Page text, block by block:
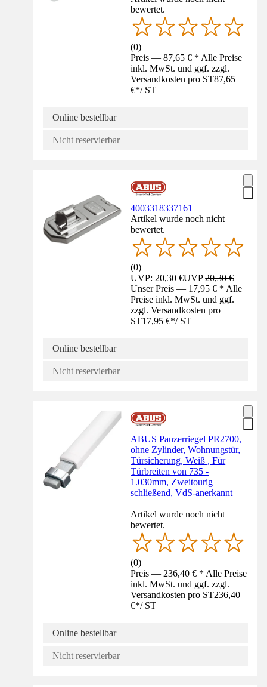
bewertet.
(0)
Preis — 87,65 € * Alle Preise
inkl. MwSt. und ggf. zzgl.
Versandkosten pro ST87,65
€*/ ST
Online bestellbar
Nicht reservierbar
4003318337161
Artikel wurde noch nicht
bewertet.
(0)
UVP: 20,30 €UVP20,30 €
Unser Preis — 17,95 € * Alle
Preise inkl. MwSt. und ggf.
zzgl. Versandkosten pro
ST17,95 €*/ ST
Online bestellbar
Nicht reservierbar
ABUS Panzerriegel PR2700,
ohne Zylinder, Wohnungstür,
Türsicherung, Weiß , Für
Türbreiten von 735 -
1.030mm, Zweitourig
schließend, VdS-anerkannt
Artikel wurde noch nicht
bewertet.
(0)
Preis — 236,40 € * Alle Preise
inkl. MwSt. und ggf. zzgl.
Versandkosten pro ST236,40
€*/ ST
Online bestellbar
Nicht reservierbar